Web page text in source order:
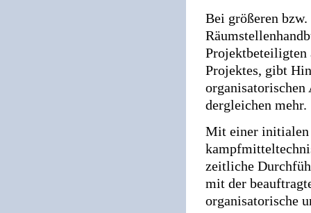
Bei größeren
Projektbeteiligten
Projektes, gibt
organisatorischen
dergleichen mehr.
Mit einer initialen
zeitliche
mit der
organisatorische